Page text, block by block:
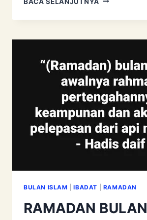
SEDIH
GEMBIRA?
ASYURA
BULAN ISLAM |IBADAT RAMADAN
RAMADAN BULAN